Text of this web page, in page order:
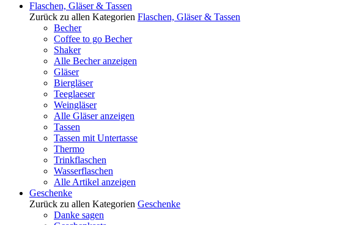
Flaschen, Gläser & Tassen
Zurück zu allen Kategorien Flaschen, Gläser & Tassen
Becher
Coffee to go Becher
Shaker
Alle Becher anzeigen
Gläser
Biergläser
Teeglaeser
Weingläser
Alle Gläser anzeigen
Tassen
Tassen mit Untertasse
Thermo
Trinkflaschen
Wasserflaschen
Alle Artikel anzeigen
Geschenke
Zurück zu allen Kategorien Geschenke
Danke sagen